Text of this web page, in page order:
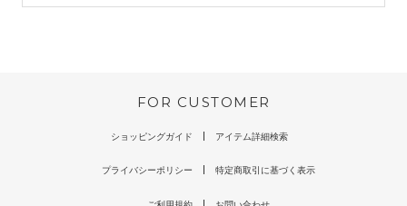
FOR CUSTOMER
ショッピングガイド アイテム詳細検索
プライバシーポリシー 特定商取引に基づく表示